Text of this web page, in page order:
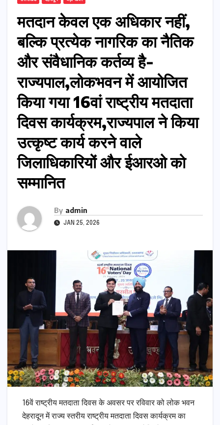
मतदान केवल एक अधिकार नहीं,
बल्कि प्रत्येक नागरिक का नैतिक
और संवैधानिक कर्तव्य है-
राज्यपाल,लोकभवन में आयोजित
किया गया 16वां राष्ट्रीय मतदाता
दिवस कार्यक्रम,राज्यपाल ने किया
उत्कृष्ट कार्य करने वाले
जिलाधिकारियों और ईआरओ को
सम्मानित
By admin
JAN 25, 2026
16वें राष्ट्रीय मतदाता दिवस के अवसर पर रविवार को लोक भवन
देहरादून में राज्य स्तरीय राष्ट्रीय मतदाता दिवस कार्यक्रम का